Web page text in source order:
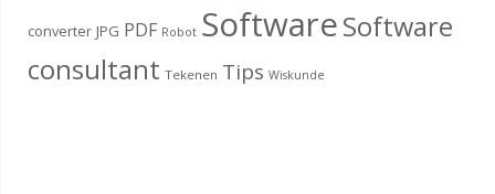
converter JPG PDF Robot SoftwareSoftware
consultant Tekenen Tips Wiskunde